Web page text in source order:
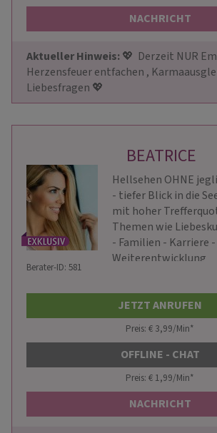
NACHRICHT
Aktueller Hinweis: 💖  Derzeit NUR
Herzensfeuer entfachen ,
Liebesfragen 💖
BEATRICE
Hellsehen OHNE
- tiefer Blick in die
mit hoher
Themen wie
- Familien - Karriere -
Weiterentwicklung
Berater-ID: 581
JETZT ANRUFEN
Preis: € 3,99/Min*
OFFLINE - CHAT
Preis: € 1,99/Min*
NACHRICHT